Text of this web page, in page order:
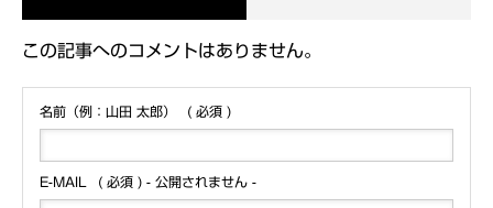
この記事へのコメントはありません。
名前（例：山田 太郎） ( 必須 )
E-MAIL ( 必須 ) - 公開されません -